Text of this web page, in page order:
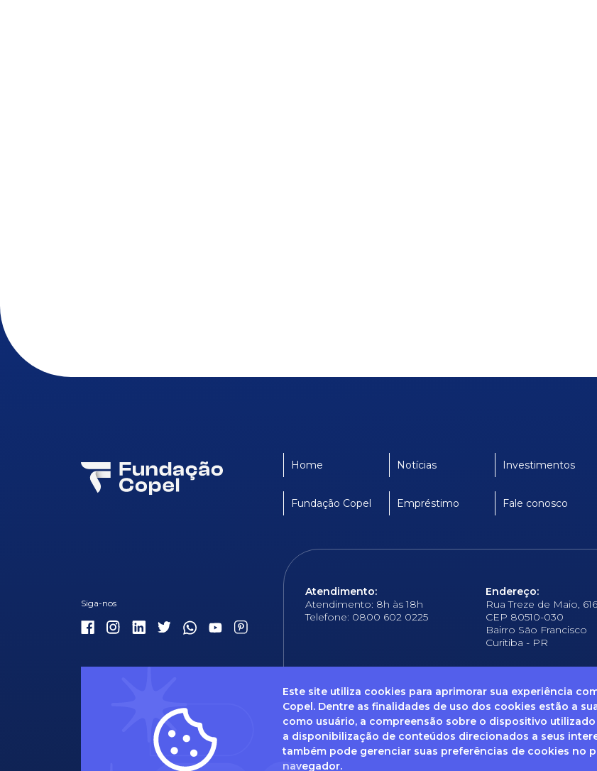
Este site utiliza cookies para aprimorar sua experiência
Copel. Dentre as finalidades de uso dos cookies estão a
como usuário, a compreensão sobre o dispositivo
a disponibilização de conteúdos direcionados a seus
também pode gerenciar suas preferências de cookies no
navegador.
Home Notícias Investimentos
Fundação Copel Empréstimo Fale conosco
Atendimento:
Atendimento: 8h às 18h
Telefone: 0800 602 0225
Endereço:
Rua Treze de Maio, 616
CEP 80510-030
Bairro São Francisco
Curitiba - PR
Dúvidas frequentes Ouvidoria Canal de Denúncias Solicitação de informações